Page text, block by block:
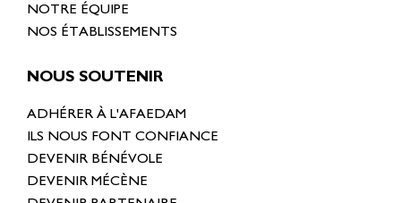
NOTRE ÉQUIPE
NOS ÉTABLISSEMENTS
NOUS SOUTENIR
ADHÉRER À L'AFAEDAM
ILS NOUS FONT CONFIANCE
DEVENIR BÉNÉVOLE
DEVENIR MÉCÈNE